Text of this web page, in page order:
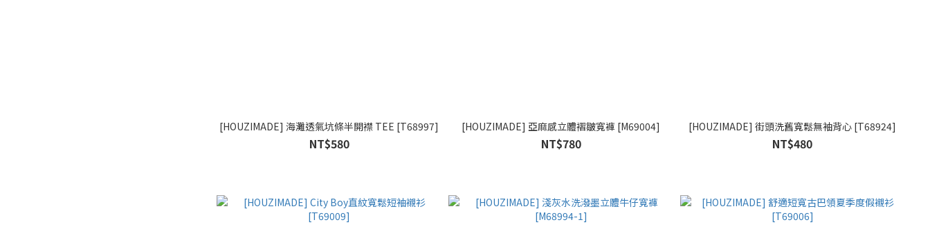
[HOUZIMADE] 海灘透氣坑條半開襟 TEE [T68997]
NT$580
[HOUZIMADE] 亞麻感立體褶皺寬褲 [M69004]
NT$780
[HOUZIMADE] 街頭洗舊寬鬆無袖背心 [T68924]
NT$480